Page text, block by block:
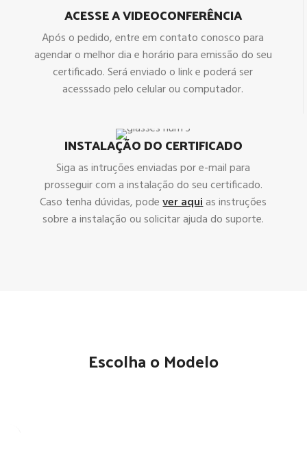
ACESSE A VIDEOCONFERÊNCIA
Após o pedido, entre em contato conosco para
agendar o melhor dia e horário para emissão do seu
certificado. Será enviado o link e poderá ser
acesssado pelo celular ou computador.
INSTALAÇÃO DO CERTIFICADO
Siga as intruções enviadas por e-mail para
prosseguir com a instalação do seu certificado.
Caso tenha dúvidas, podever aquias instruções
sobre a instalação ou solicitar ajuda do suporte.
Escolha o Modelo